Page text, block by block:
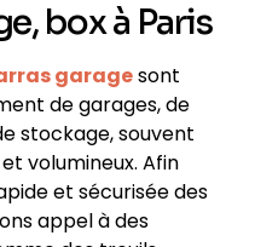
box à Paris
garagesont
de garages, de
stockage, souvent
volumineux. Afin
et sécurisée des
appel à des